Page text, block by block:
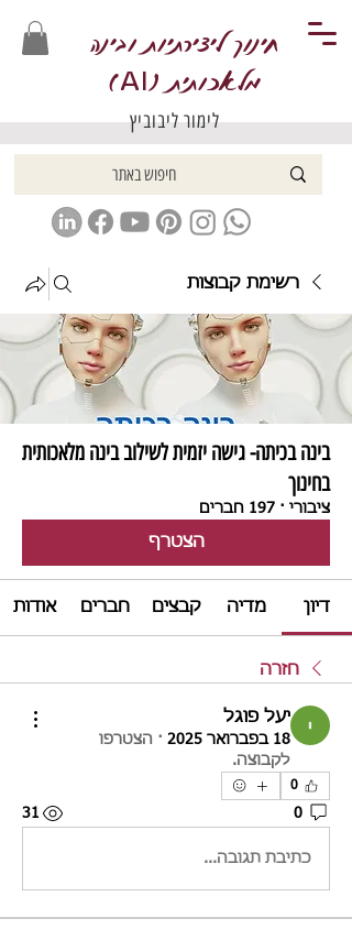
חינוך ליצירתיות ובינה
מלאכותית (AI
)
לימור ליבוביץ
רשימת קבוצות
בינה בכיתה- גישה יזמית לשילוב בינה מלאכותית
בחינוך
ציבורי · 197 חברים
הצטרף
דיון מדיה קבצים חברים אודות
חזרה
יעל פוגל
18 בפברואר 2025 · הצטרפו
לקבוצה.
0
0
31
כתיבת תגובה...